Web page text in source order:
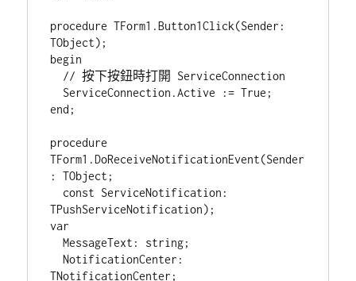
procedure TForm1.Button1Click(Sender:
TObject);
begin
end;
procedure
TForm1.DoReceiveNotificationEvent(Sender
: TObject;
TPushServiceNotification);
var
  MessageText: string;
  NotificationCenter:
TNotificationCenter;